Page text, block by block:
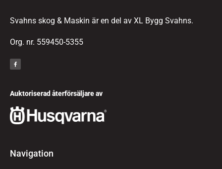
Svahns skog & Maskin är en del av XL Bygg Svahns.
Org. nr. 559450-5355
Auktoriserad återförsäljare av
Navigation